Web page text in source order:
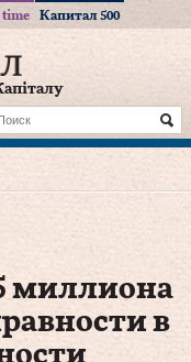
time Капитал 500
миллиона
в